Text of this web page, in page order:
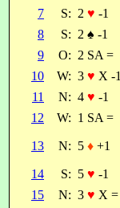
7 S: 2 ♥ -1
8
S: 2 ♠ -1
9
O: 2 SA =
10
W: 3 ♥ X -1
11
N: 4 ♥ -1
12
W: 1 SA =
13 N: 5 ♦ +1
14 S: 5 ♥ -1
15
N: 3 ♥ X =